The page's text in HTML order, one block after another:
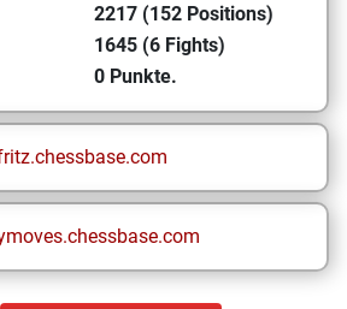
2217 (152 Positions)
1645 (6 Fights)
0 Punkte.